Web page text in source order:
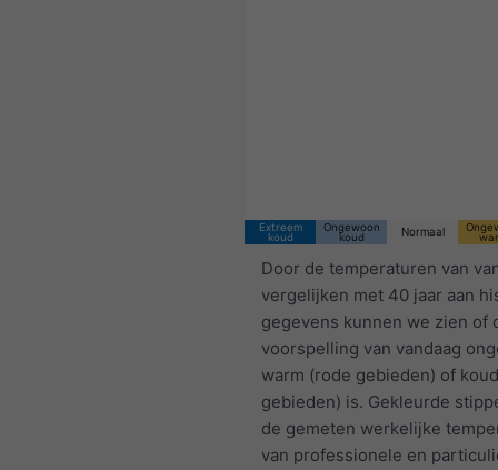
Extreem
koud
Ongewoon
koud
Normaal
Door de temperaturen van
vergelijken met 40 jaar aan
gegevens kunnen we zien of
voorspelling van vandaag
warm (rode gebieden) of
gebieden) is. Gekleurde
de gemeten werkelijke
van professionele en